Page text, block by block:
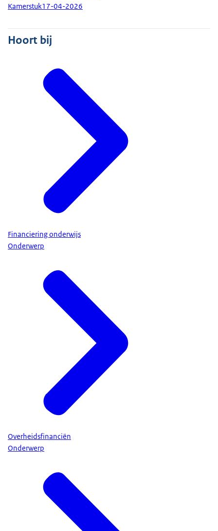
Kamerstuk17-04-2026
Hoort bij
Financiering onderwijs
Onderwerp
Overheidsfinanciën
Onderwerp